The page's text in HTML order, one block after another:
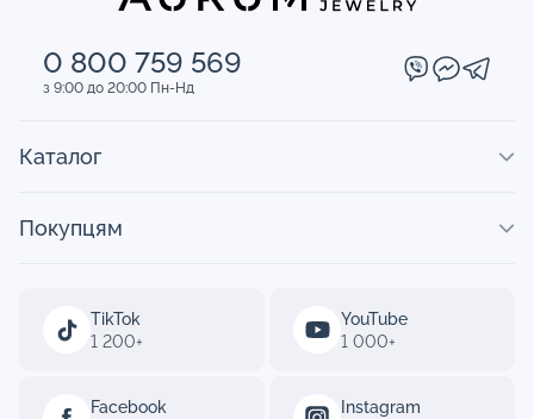
0 800 759 569
з 9:00 до 20:00 Пн-Нд
TikTok
1 200+
YouTube
1 000+
Facebook Instagram
Каталог
Покупцям